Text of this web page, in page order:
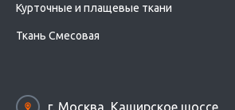
Курточные и плащевые ткани
Ткань Смесовая
г. Москва, Каширское шоссе,